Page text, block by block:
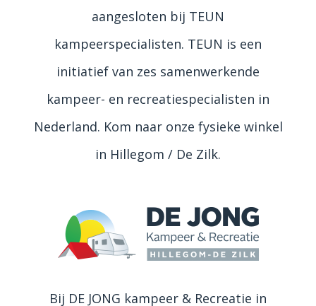
aangesloten bij TEUN
kampeerspecialisten. TEUN is een
initiatief van zes samenwerkende
kampeer- en recreatiespecialisten in
Nederland. Kom naar onze fysieke winkel
in Hillegom / De Zilk.
Bij DE JONG kampeer & Recreatie in